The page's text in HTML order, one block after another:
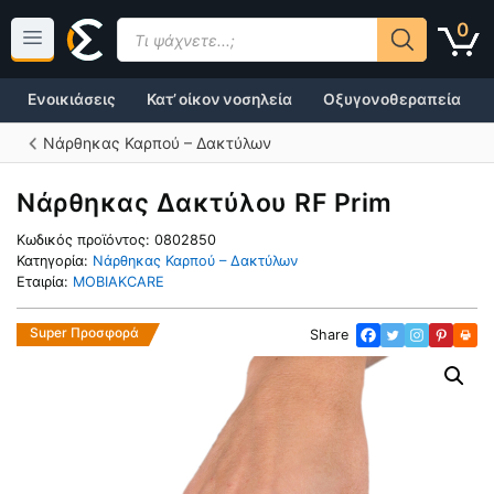
περιεχόμενο
0
Products
search
Κατ’ οίκον νοσηλεία Οξυγονοθεραπεία
Ενοικιάσεις
Νάρθηκας Καρπού – Δακτύλων
Νάρθηκας Δακτύλου RF Prim
Κωδικός προϊόντος: 0802850
Κατηγορία: Νάρθηκας Καρπού – Δακτύλων
Εταιρία: MOBIAKCARE
Share
Super Προσφορά